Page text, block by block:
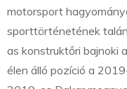
motorsport
sporttörténetének
as konstruktőri bajnoki
élen álló pozíció a